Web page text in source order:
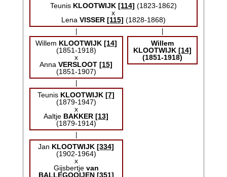
Teunis KLOOTWIJK [114] (1823-1862)
x
Lena VISSER [115] (1828-1868)
Willem KLOOTWIJK [14]
(1851-1918)
x
AnnaVERSLOOT [15]
(1851-1907)
Willem
KLOOTWIJK [14]
(1851-1918)
Teunis KLOOTWIJK [7]
(1879-1947)
x
Aaltje BAKKER [13]
(1879-1914)
Jan KLOOTWIJK [334]
(1902-1964)
x
Gijsbertje van
BALLEGOOIJEN [351]